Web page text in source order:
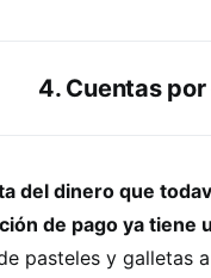
4. Cuentas
del dinero que
de pago ya tiene
pasteles y galletas